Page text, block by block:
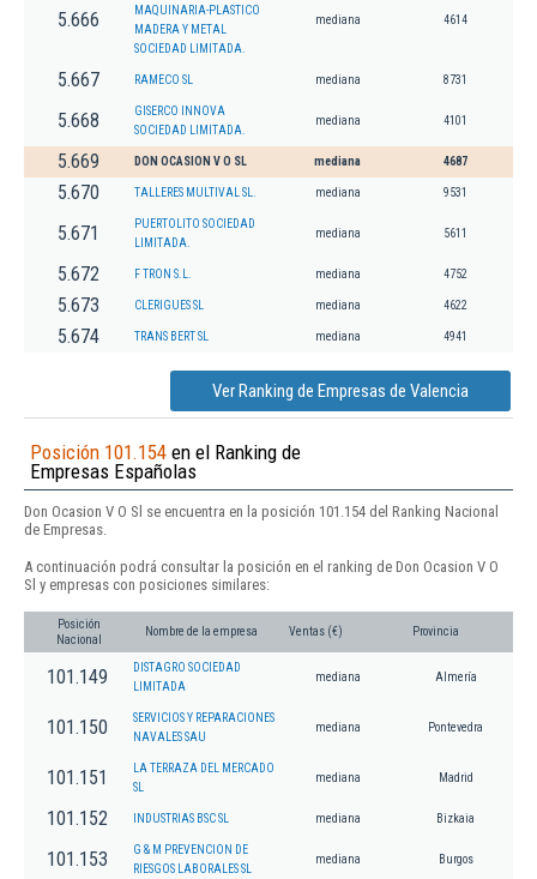
5.666
MAQUINARIA-PLASTICO
MADERA Y METAL
SOCIEDAD LIMITADA.
mediana 4614
5.667 RAMECO SL mediana 8731
5.668
GISERCO INNOVA
SOCIEDAD LIMITADA.
mediana 4101
5.669 DON OCASION V O SL mediana 4687
5.670 TALLERES MULTIVAL SL. mediana 9531
5.671
PUERTOLITO SOCIEDAD
LIMITADA.
mediana 5611
5.672 F TRON S.L. mediana 4752
5.673 CLERIGUES SL mediana 4622
5.674 TRANS BERT SL mediana 4941
Ver Ranking de Empresas de Valencia
Posición 101.154 en el Ranking de
Empresas Españolas
Don Ocasion V O Sl se encuentra en la posición 101.154 del Ranking Nacional
de Empresas.
A continuación podrá consultar la posición en el ranking de Don Ocasion V O
Sl y empresas con posiciones similares:
Posición
Nacional
Nombre de la empresa Ventas (€) Provincia
101.149
DISTAGRO SOCIEDAD
LIMITADA
mediana Almería
101.150
SERVICIOS Y REPARACIONES
NAVALES SAU
mediana Pontevedra
101.151
LA TERRAZA DEL MERCADO
SL
mediana Madrid
101.152 INDUSTRIAS BSC SL mediana Bizkaia
101.153
G & M PREVENCION DE
RIESGOS LABORALES SL
mediana Burgos